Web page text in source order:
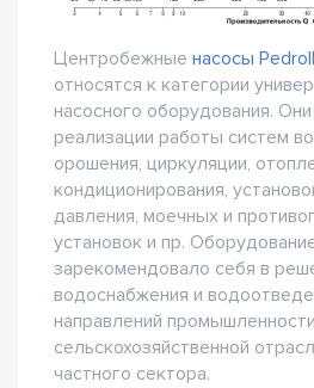
Центробежные насосы
относятся к категории
насосного оборудования.
реализации работы систем
орошения, циркуляции,
кондиционирования,
давления, моечных и
установок и пр.
зарекомендовало себя в
водоснабжения и
направлений
сельскохозяйственной
частного сектора.